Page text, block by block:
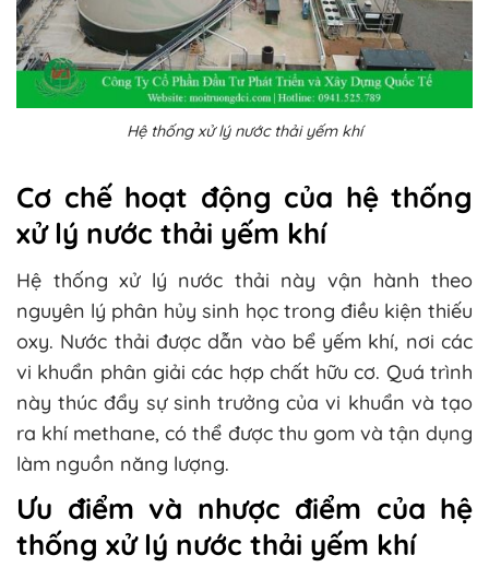
Hệ thống xử lý nước thải yếm khí
Cơ chế hoạt động của hệ thống
xử lý nước thải yếm khí
Hệ thống xử lý nước thải này vận hành theo
nguyên lý phân hủy sinh học trong điều kiện thiếu
oxy. Nước thải được dẫn vào bể yếm khí, nơi các
vi khuẩn phân giải các hợp chất hữu cơ. Quá trình
này thúc đẩy sự sinh trưởng của vi khuẩn và tạo
ra khí methane, có thể được thu gom và tận dụng
làm nguồn năng lượng.
Ưu điểm và nhược điểm của hệ
thống xử lý nước thải yếm khí